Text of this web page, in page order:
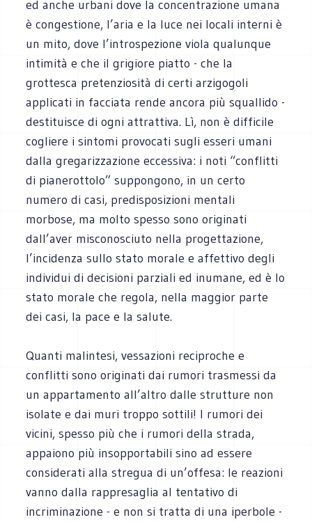
ed anche urbani dove la concentrazione umana
è congestione, l’aria e la luce nei locali interni è
un mito, dove l’introspezione viola qualunque
intimità e che il grigiore piatto - che la
grottesca pretenziosità di certi arzigogoli
applicati in facciata rende ancora più squallido -
destituisce di ogni attrattiva. Lì, non è difficile
cogliere i sintomi provocati sugli esseri umani
dalla gregarizzazione eccessiva: i noti “conflitti
di pianerottolo” suppongono, in un certo
numero di casi, predisposizioni mentali
morbose, ma molto spesso sono originati
dall’aver misconosciuto nella progettazione,
l’incidenza sullo stato morale e affettivo degli
individui di decisioni parziali ed inumane, ed è lo
stato morale che regola, nella maggior parte
dei casi, la pace e la salute.
Quanti malintesi, vessazioni reciproche e
conflitti sono originati dai rumori trasmessi da
un appartamento all’altro dalle strutture non
isolate e dai muri troppo sottili! I rumori dei
vicini, spesso più che i rumori della strada,
appaiono più insopportabili sino ad essere
considerati alla stregua di un’offesa: le reazioni
vanno dalla rappresaglia al tentativo di
incriminazione - e non si tratta di una iperbole -